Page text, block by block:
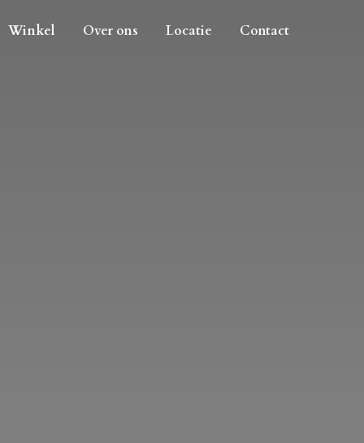
Winkel Over ons Locatie Contact